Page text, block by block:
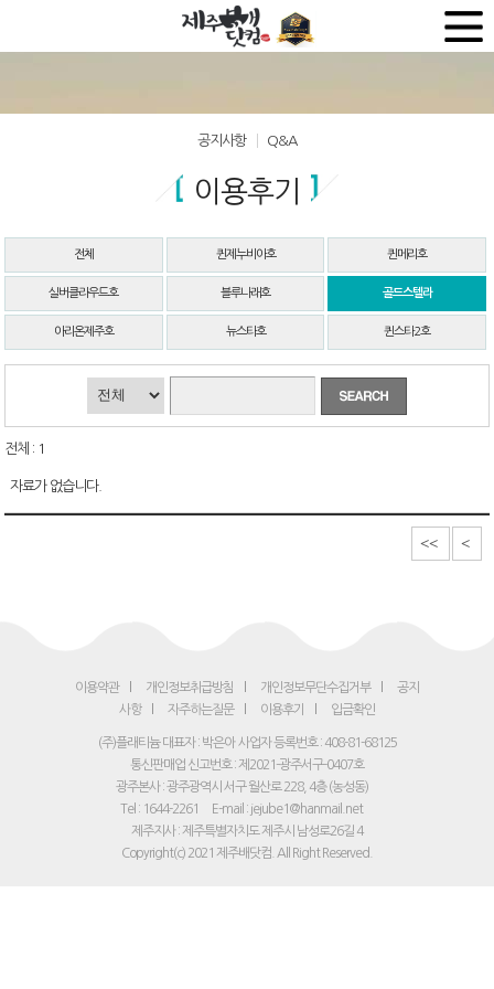
공지사항 Q&A
이용후기
전체 퀸제누비아호 퀸메리호
실버클라우드호 블루나래호 골드스텔라
아리온제주호 뉴스타호 퀸스타2호
전체 : 1
자료가 없습니다.
<< <
이용약관 개인정보취급방침 개인정보무단수집거부
공지
사항
자주하는질문 이용후기 입금확인
(주)플래티늄 대표자 : 박은아 사업자 등록번호 : 408-81-68125
통신판매업 신고번호 : 제2021-광주서구-0407호
광주본사 : 광주광역시 서구 월산로 228, 4층 (농성동)
Tel : 1644-2261
E-mail : jejube1@hanmail.net
제주지사 : 제주특별자치도 제주시 남성로26길 4
Copyright(c) 2021 제주배닷컴. All Right Reserved.